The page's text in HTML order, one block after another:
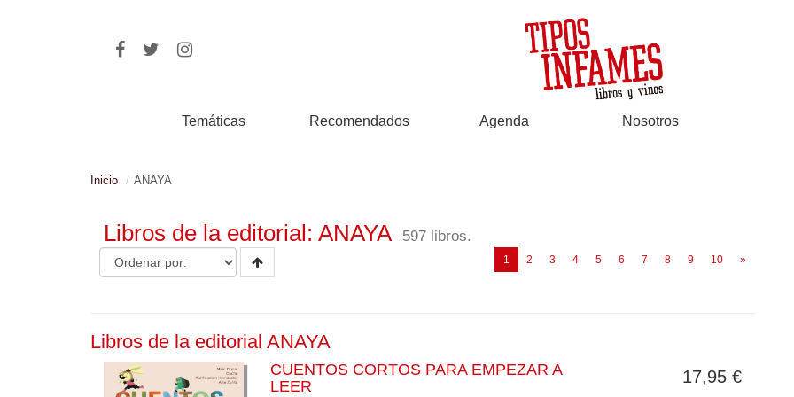
Temáticas Recomendados Agenda Nosotros
Inicio ANAYA
Libros de la editorial: ANAYA 597 libros.
1 (current)
2 3 4 5 6 7 8 9 10 »
Libros de la editorial ANAYA
CUENTOS CORTOS PARA EMPEZAR A
LEER
17,95 €